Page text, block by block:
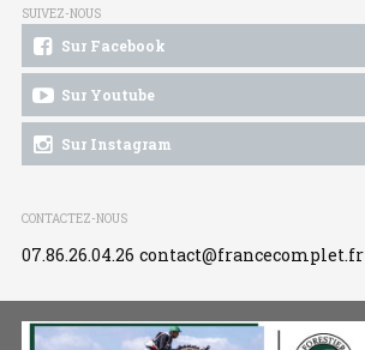
SUIVEZ-NOUS
Sur Facebook
Sur Youtube
Sur Instagram
CONTACTEZ-NOUS
07.86.26.04.26 contact@francecomplet.fr